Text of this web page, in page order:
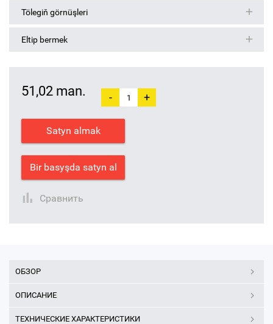
Tölegiň görnüşleri
Eltip bermek
51,02 man. - +
Satyn almak
Bir basyşda satyn al
Сравнить
ОБЗОР
ОПИСАНИЕ
ТЕХНИЧЕСКИЕ ХАРАКТЕРИСТИКИ